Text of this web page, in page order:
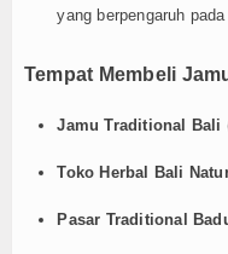
yang berpengaruh
Tempat Membeli
Jamu Traditional Bali
Toko Herbal Bali
Pasar Traditional